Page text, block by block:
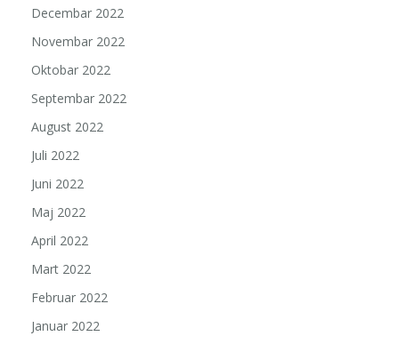
Decembar 2022
Novembar 2022
Oktobar 2022
Septembar 2022
August 2022
Juli 2022
Juni 2022
Maj 2022
April 2022
Mart 2022
Februar 2022
Januar 2022